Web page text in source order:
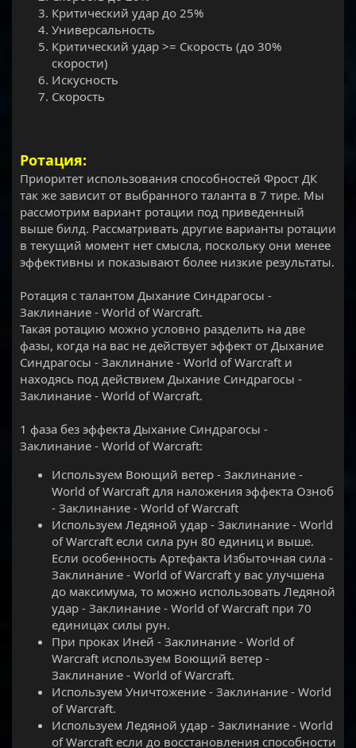
Критический удар до 25%
Универсальность
Критический удар >= Скорость (до 30%
скорости)
Искусность
Скорость
Ротация:
Приоритет использования способностей Фрост ДК
так же зависит от выбранного таланта в 7 тире. Мы
рассмотрим вариант ротации под приведенный
выше билд. Рассматривать другие варианты ротации
в текущий момент нет смысла, поскольку они менее
эффективны и показывают более низкие результаты.
Ротация с талантом Дыхание Синдрагосы -
Заклинание - World of Warcraft.
Такая ротацию можно условно разделить на две
фазы, когда на вас не действует эффект от Дыхание
Синдрагосы - Заклинание - World of Warcraft и
находясь под действием Дыхание Синдрагосы -
Заклинание - World of Warcraft.
1 фаза без эффекта Дыхание Синдрагосы -
Заклинание - World of Warcraft:
Используем Воющий ветер - Заклинание -
World of Warcraft для наложения эффекта Озноб
- Заклинание - World of Warcraft
Используем Ледяной удар - Заклинание - World
of Warcraft если сила рун 80 единиц и выше.
Если особенность Артефакта Избыточная сила -
Заклинание - World of Warcraft у вас улучшена
до максимума, то можно использовать Ледяной
удар - Заклинание - World of Warcraft при 70
единицах силы рун.
При проках Иней - Заклинание - World of
Warcraft используем Воющий ветер -
Заклинание - World of Warcraft.
Используем Уничтожение - Заклинание - World
of Warcraft.
Используем Ледяной удар - Заклинание - World
of Warcraft если до восстановления способности